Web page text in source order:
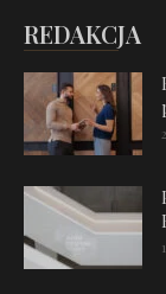
REDAKCJA